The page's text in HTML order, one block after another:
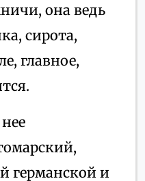
она ведь
сирота,
главное,
германской и